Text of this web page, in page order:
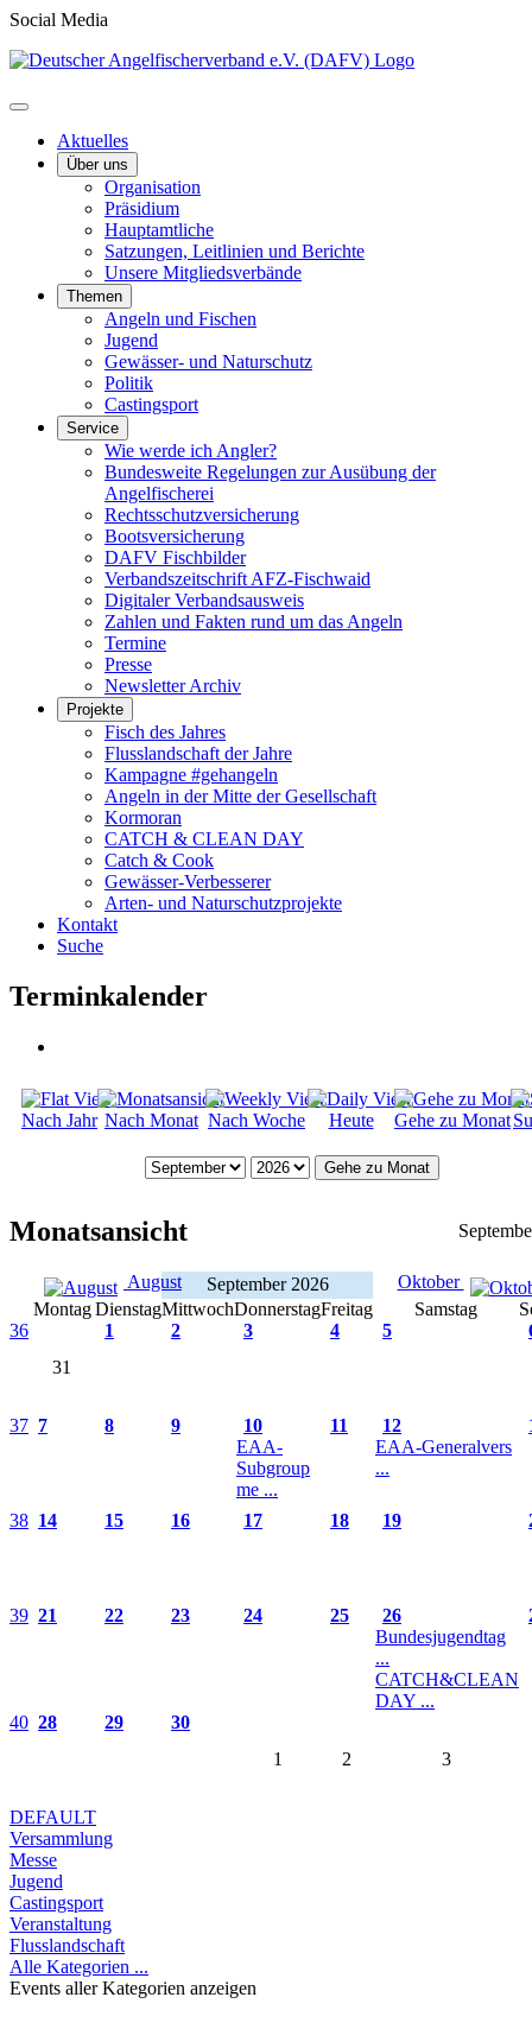
Social Media
Aktuelles
Über uns
Organisation
Präsidium
Hauptamtliche
Satzungen, Leitlinien und Berichte
Unsere Mitgliedsverbände
Themen
Angeln und Fischen
Jugend
Gewässer- und Naturschutz
Politik
Castingsport
Service
Wie werde ich Angler?
Bundesweite Regelungen zur Ausübung der
Angelfischerei
Rechtsschutzversicherung
Bootsversicherung
DAFV Fischbilder
Verbandszeitschrift AFZ-Fischwaid
Digitaler Verbandsausweis
Zahlen und Fakten rund um das Angeln
Termine
Presse
Newsletter Archiv
Projekte
Fisch des Jahres
Flusslandschaft der Jahre
Kampagne #gehangeln
Angeln in der Mitte der Gesellschaft
Kormoran
CATCH & CLEAN DAY
Catch & Cook
Gewässer-Verbesserer
Arten- und Naturschutzprojekte
Kontakt
Suche
Terminkalender
Nach Jahr Nach Monat Nach Woche Heute Gehe zu Monat
Gehe zu Monat
Monatsansicht
August September 2026
Oktober
Montag DienstagMittwochDonnerstagFreitag Samstag
36
31
1 2 3 4 5
37 7 8 9
10
EAA-
Subgroup
me ...
11
12
EAA-Generalvers
...
38 14 15 16 17 18 19
39 21 22 23 24 25
26
Bundesjugendtag
...
CATCH&CLEAN
DAY ...
40 28 29
30
1
2 3
DEFAULT
Versammlung
Messe
Jugend
Castingsport
Veranstaltung
Flusslandschaft
Alle Kategorien ...
Events aller Kategorien anzeigen